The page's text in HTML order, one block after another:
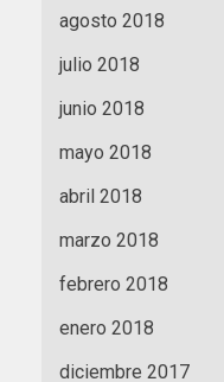
agosto 2018
julio 2018
junio 2018
mayo 2018
abril 2018
marzo 2018
febrero 2018
enero 2018
diciembre 2017